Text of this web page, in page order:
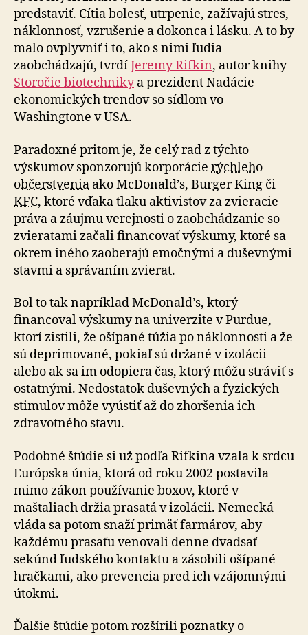
predstaviť. Cítia bolesť, utrpenie, zažívajú stres,
náklonnosť, vzrušenie a dokonca i lásku. A to by
malo ovplyvniť i to, ako s nimi ľudia
zaobchádzajú, tvrdíJeremy Rifkin, autor knihy
Storočie biotechnikya prezident Nadácie
ekonomických trendov so sídlom vo
Washingtone v USA.
Paradoxné pritom je, že celý rad z týchto
výskumov sponzorujú korporácie rýchleho
občerstvenia ako McDonald’s, Burger King či
KFC, ktoré vďaka tlaku aktivistov za zvieracie
práva a záujmu verejnosti o zaobchádzanie so
zvieratami začali financovať výskumy, ktoré sa
okrem iného zaoberajú emočnými a duševnými
stavmi a správaním zvierat.
Bol to tak napríklad McDonald’s, ktorý
financoval výskumy na univerzite v Purdue,
ktorí zistili, že ošípané túžia po náklonnosti a že
sú deprimované, pokiaľ sú držané v izolácii
alebo ak sa im odopiera čas, ktorý môžu stráviť s
ostatnými. Nedostatok duševných a fyzických
stimulov môže vyústiť až do zhoršenia ich
zdravotného stavu.
Podobné štúdie si už podľa Rifkina vzala k srdcu
Európska únia, ktorá od roku 2002 postavila
mimo zákon používanie boxov, ktoré v
maštaliach držia prasatá v izolácii. Nemecká
vláda sa potom snaží primäť farmárov, aby
každému prasaťu venovali denne dvadsať
sekúnd ľudského kontaktu a zásobili ošípané
hračkami, ako prevencia pred ich vzájomnými
útokmi.
Ďalšie štúdie potom rozšírili poznatky o